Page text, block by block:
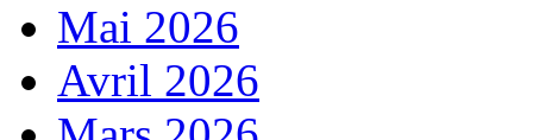
Mai 2026
Avril 2026